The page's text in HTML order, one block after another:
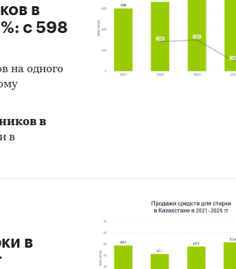
в
с 598
на одного
в
в
в